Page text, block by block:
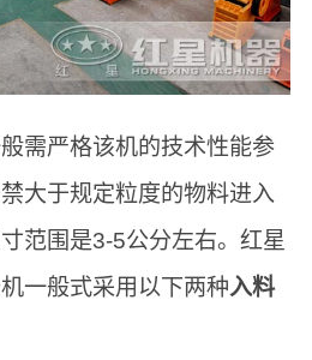
需严格该机的技术性能参
大于规定粒度的物料进入
范围是3-5公分左右。红星
一般式采用以下两种入料